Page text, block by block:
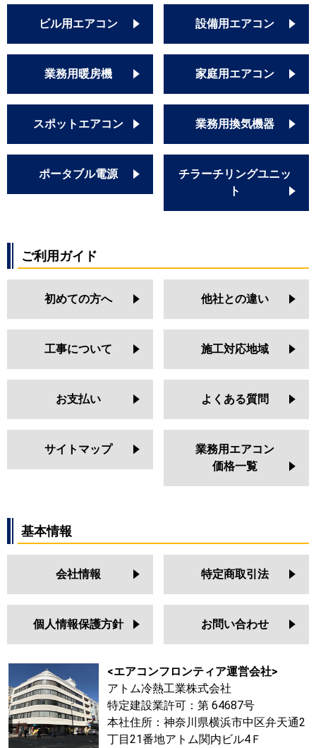
ビル用エアコン 設備用エアコン
業務用暖房機 家庭用エアコン
スポットエアコン 業務用換気機器
ポータブル電源
チラーチリングユニッ
ト
ご利用ガイド
初めての方へ 他社との違い
工事について 施工対応地域
お支払い よくある質問
サイトマップ
業務用エアコン
価格一覧
基本情報
会社情報 特定商取引法
個人情報保護方針 お問い合わせ
<エアコンフロンティア運営会社>
アトム冷熱工業株式会社
特定建設業許可：第 64687号
本社住所：神奈川県横浜市中区弁天通2
丁目21番地アトム関内ビル4Ｆ